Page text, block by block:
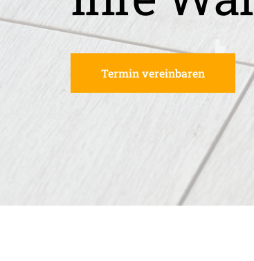
Termin vereinbaren